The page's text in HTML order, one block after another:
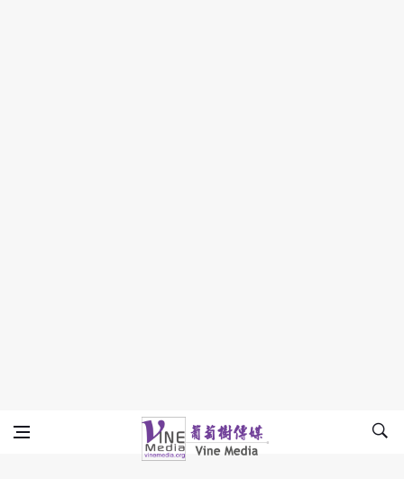
【聖地遊禱】以色列 第十五集 | 聖殿山
Vine Media
葡萄樹傳媒